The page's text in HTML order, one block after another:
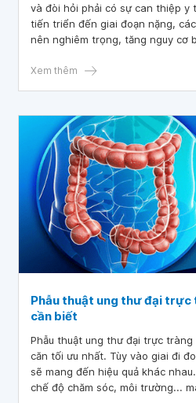
và đòi hỏi phải có sự can thiệp y
tiến triển đến giai đoạn nặng,
nên nghiêm trọng, tăng nguy cơ
điều trị viêm loét đại tràng nặng
biện pháp hỗ trợ khác.
Xem thêm
Phẫu thuật ung thư đại trực
cần biết
Phẫu thuật ung thư đại trực
căn tối ưu nhất. Tùy vào giai đi
sẽ mang đến hiệu quả khác
chế độ chăm sóc, môi trường...